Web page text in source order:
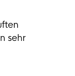
sehr